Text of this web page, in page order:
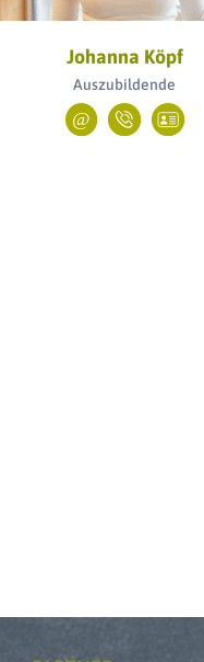
Johanna Köpf
Auszubildende